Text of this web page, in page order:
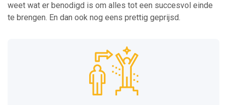
weet wat er benodigd is om alles tot een succesvol einde
te brengen. En dan ook nog eens prettig geprijsd.